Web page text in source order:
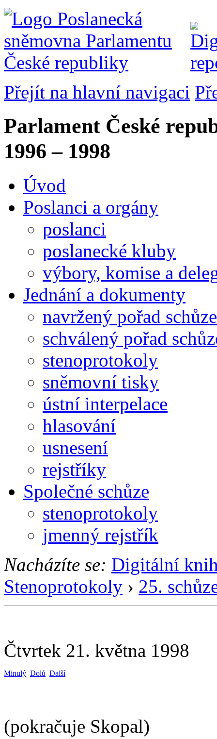
Přejít na hlavní navigaci
Parlament České
1996 – 1998
Úvod
Poslanci a orgány
poslanci
poslanecké kluby
výbory, komise a
Jednání a dokumenty
navržený pořad schůze
schválený pořad
stenoprotokoly
sněmovní tisky
ústní interpelace
hlasování
usnesení
rejstříky
Společné schůze
stenoprotokoly
jmenný rejstřík
Nacházíte se: Digitální
Stenoprotokoly › 25.
Čtvrtek 21. května 1998
Minulý Dolů Další
(pokračuje Skopal)